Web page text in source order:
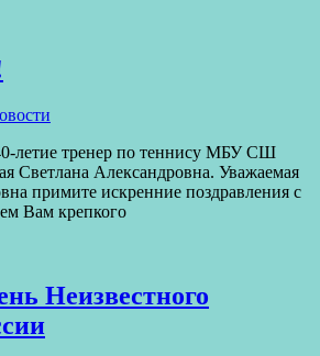
летие тренер по теннису МБУ СШ
Светлана Александровна. Уважаемая
примите искренние поздравления с
Вам крепкого
Неизвестного